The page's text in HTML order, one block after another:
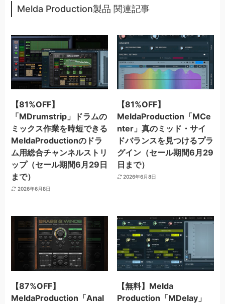
Melda Production製品 関連記事
【81%OFF】
「MDrumstrip」ドラムの
ミックス作業を時短できる
MeldaProductionのドラ
ム用総合チャンネルストリ
ップ（セール期間6月29日
まで）
2026年6月8日
【81%OFF】
MeldaProduction「MCe
nter」真のミッド・サイ
ドバランスを見つけるプラ
グイン（セール期間6月29
日まで）
2026年6月8日
【87%OFF】
MeldaProduction「Anal
【無料】Melda
Production「MDelay」